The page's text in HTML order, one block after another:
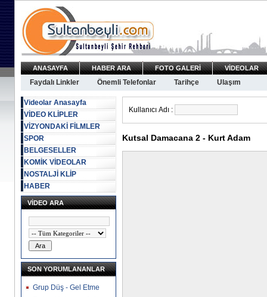
ANASAYFA HABER ARA FOTO GALERİ VİDEOLAR
Faydalı Linkler Önemli Telefonlar Tarihçe Ulaşım
Videolar Anasayfa
VİDEO KLİPLER
VİZYONDAKİ FİLMLER
SPOR
BELGESELLER
KOMİK VİDEOLAR
NOSTALJİ KLİP
HABER
VİDEO ARA
SON YORUMLANANLAR
Grup Düş - Gel Etme
Kullanıcı Adı :
Kutsal Damacana 2 - Kurt Adam